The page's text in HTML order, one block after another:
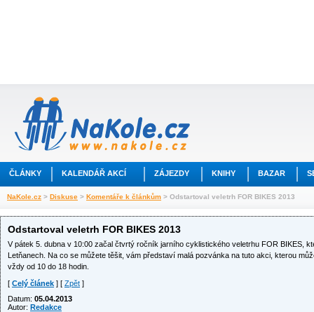
ČLÁNKY KALENDÁŘ AKCÍ ZÁJEZDY KNIHY BAZAR
NaKole.cz > Diskuse > Komentáře k článkům > Odstartoval veletrh FOR BIKES 2013
Odstartoval veletrh FOR BIKES 2013
V pátek 5. dubna v 10:00 začal čtvrtý ročník jarního cyklistického veletrhu FOR BIKES,
Letňanech. Na co se můžete těšit, vám představí malá pozvánka na tuto akci, kterou
vždy od 10 do 18 hodin.
[ Celý článek ] [ Zpět ]
Datum: 05.04.2013
Autor: Redakce